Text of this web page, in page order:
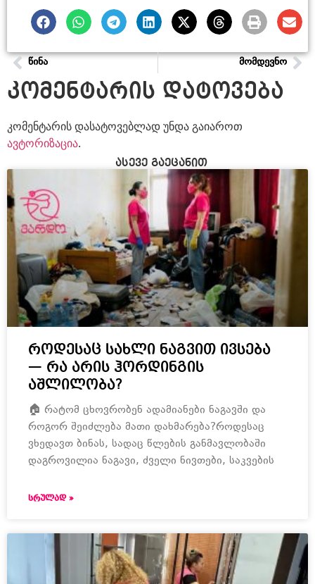
ᲬᲘᲜᲐ ᲛᲝᲛᲓᲔᲕᲜᲝ
კომენტარის დატოვება
კომენტარის დასატოვებლად უნდა გაიაროთ
ავტორიზაცია.
ასევე გაეცანით
როდესაც სახლი ნაგვით ივსება
— რა არის ჰორდინგის
აშლილობა?
🏠 რატომ ცხოვრობენ ადამიანები ნაგავში და
როგორ შეიძლება მათი დახმარება?როდესაც
ვხედავთ ბინას, სადაც წლების განმავლობაში
დაგროვილია ნაგავი, ძველი ნივთები, საკვების
ᲡᲠᲣᲚᲐᲓ »